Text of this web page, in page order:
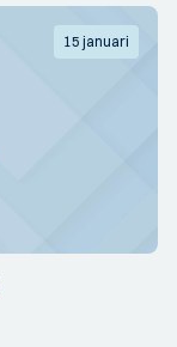
15 januari